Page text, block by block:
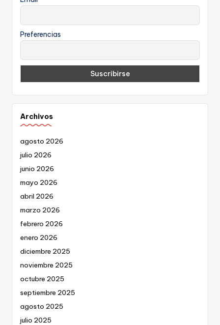
Preferencias
Archivos
agosto 2026
julio 2026
junio 2026
mayo 2026
abril 2026
marzo 2026
febrero 2026
enero 2026
diciembre 2025
noviembre 2025
octubre 2025
septiembre 2025
agosto 2025
julio 2025